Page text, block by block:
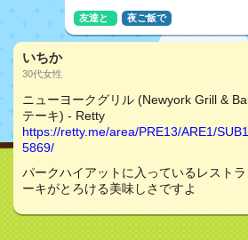
友達と 夜ご飯で
いちか
30代女性
ニューヨークグリル (Newyork Grill &
テーキ) - Retty
https://retty.me/area/PRE13/ARE1/
5869/
パークハイアットに入っているレスト
ーキがとろける美味しさですよ